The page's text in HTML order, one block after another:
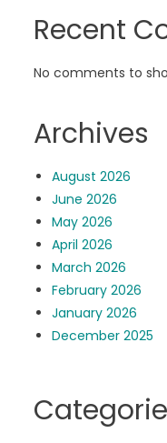
Recent
No comments to
Archives
August 2026
June 2026
May 2026
April 2026
March 2026
February 2026
January 2026
December 2025